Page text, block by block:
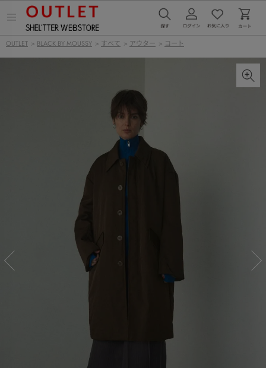
ー
を
OUTLET > BLACK BY MOUSSY > すべて > アウター > コート